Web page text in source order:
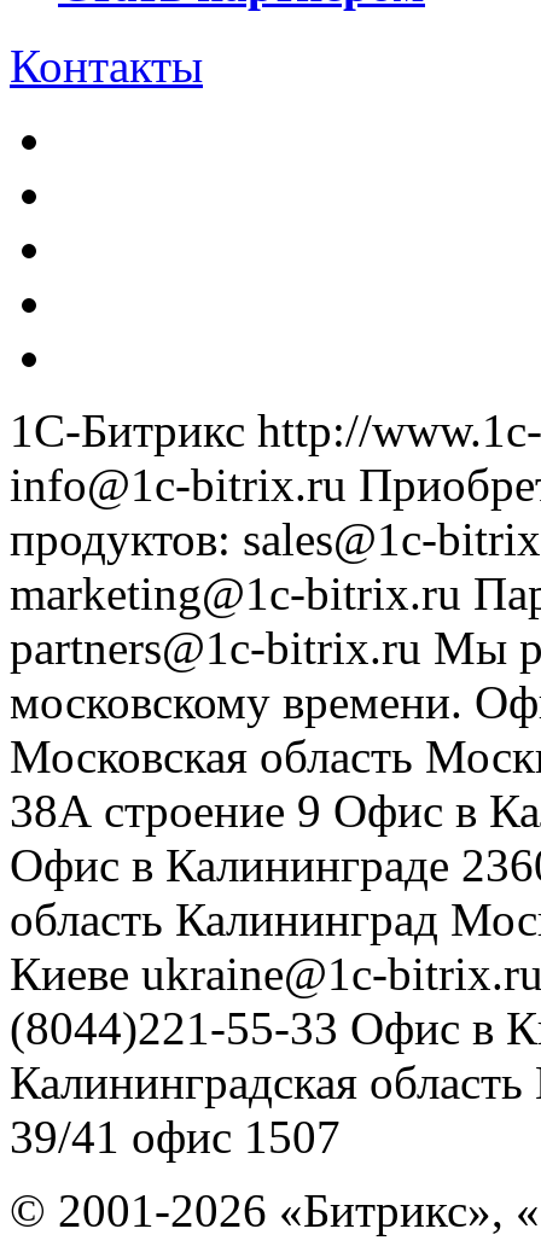
Контакты
1С-Битрикс http://
info@1c-bitrix.ru
продуктов: sales@1c-
marketing@1c-bitrix.ru
partners@1c-bitrix.ru Мы
московскому времени.
Московская область
38А строение 9 Офис в
Офис в Калининграде
область Калининград
Киеве ukraine@1c-
(8044)221-55-33 Офис в
Калининградская область
39/41 офис 1507
© 2001-2026 «Битрикс»,